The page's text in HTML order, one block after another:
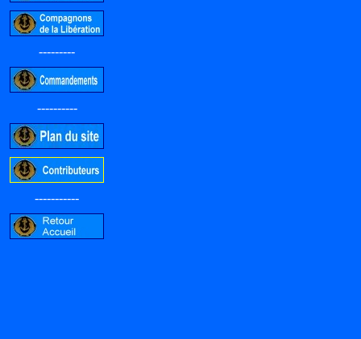
---------
----------
-----------